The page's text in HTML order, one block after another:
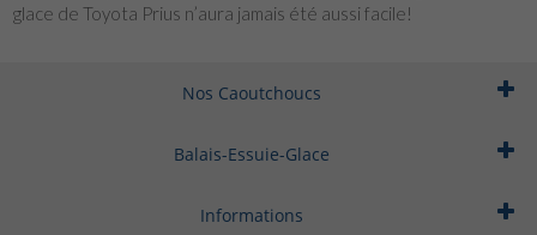
glace de Toyota Prius n’aura jamais été aussi facile!
Nos Caoutchoucs
Balais-Essuie-Glace
Informations